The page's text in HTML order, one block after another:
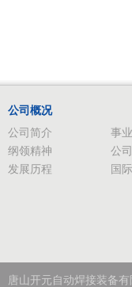
公司概况
公司简介
事
纲领精神
公
发展历程
国
唐山开元自动焊接装备有